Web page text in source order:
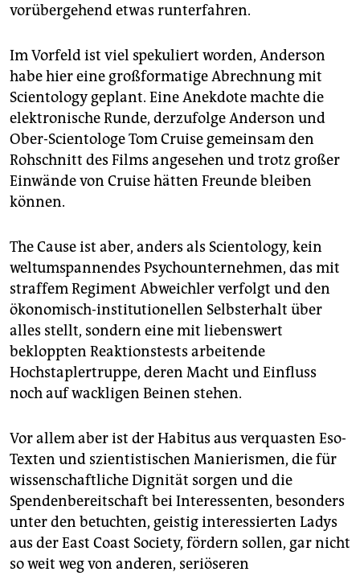
vorübergehend etwas runterfahren.
Im Vorfeld ist viel spekuliert worden, Anderson
habe hier eine großformatige Abrechnung mit
Scientology geplant. Eine Anekdote machte die
elektronische Runde, derzufolge Anderson und
Ober-Scientologe Tom Cruise gemeinsam den
Rohschnitt des Films angesehen und trotz großer
Einwände von Cruise hätten Freunde bleiben
können.
The Cause ist aber, anders als Scientology, kein
weltumspannendes Psychounternehmen, das mit
straffem Regiment Abweichler verfolgt und den
ökonomisch-institutionellen Selbsterhalt über
alles stellt, sondern eine mit liebenswert
bekloppten Reaktionstests arbeitende
Hochstaplertruppe, deren Macht und Einfluss
noch auf wackligen Beinen stehen.
Vor allem aber ist der Habitus aus verquasten Eso-
Texten und szientistischen Manierismen, die für
wissenschaftliche Dignität sorgen und die
Spendenbereitschaft bei Interessenten, besonders
unter den betuchten, geistig interessierten Ladys
aus der East Coast Society, fördern sollen, gar nicht
so weit weg von anderen, seriöseren